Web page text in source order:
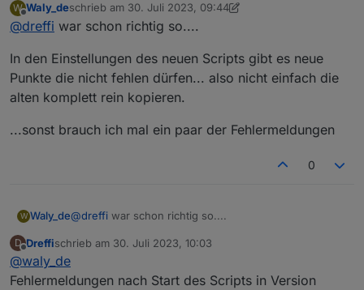
Skript am besten aus?
Ich habe das alte gestoppt, ein neues angelegt und die
des Skripts erhalte ich dann massig rote Fehlereinträge
im Log.
W
Offline
Waly_deschrieb am 30. Juli 2023, 09:44
zuletzt editiert von Waly_de
@dreffi war schon richtig so....
In den Einstellungen des neuen Scripts gibt es neue
Punkte die nicht fehlen dürfen... also nicht einfach die
alten komplett rein kopieren.
...sonst brauch ich mal ein paar der Fehlermeldungen
0
W Waly_de@dreffi war schon richtig so....
In den Einstellungen des neuen Scripts gibt es neue
alten komplett rein kopieren.
...sonst brauch ich mal ein paar der Fehlermeldungen
D
Offline
Dreffischrieb am 30. Juli 2023, 10:03
zuletzt editiert von
@waly_de
Fehlermeldungen nach Start des Scripts in Version